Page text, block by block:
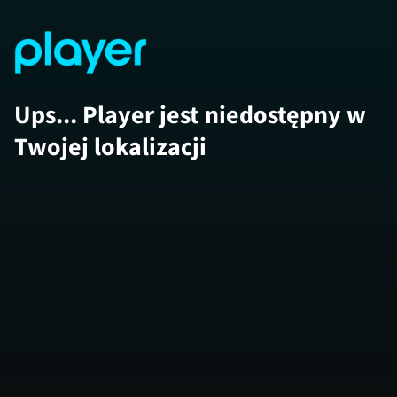
Ups... Player jest niedostępny w
Twojej lokalizacji